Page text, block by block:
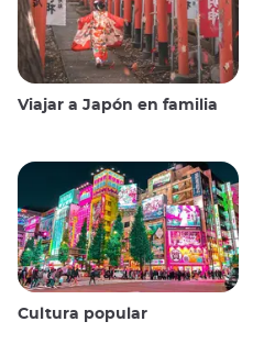
Viajar a Japón en familia
Cultura popular